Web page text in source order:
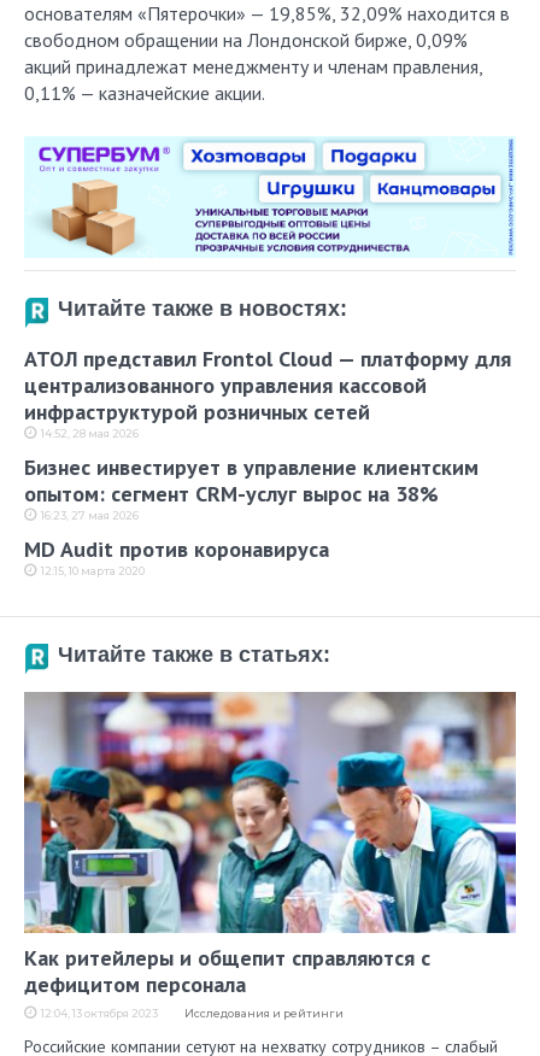
основателям «Пятерочки» — 19,85%, 32,09% находится в
свободном обращении на Лондонской бирже, 0,09%
акций принадлежат менеджменту и членам правления,
0,11% — казначейские акции.
Читайте также в новостях:
АТОЛ представил Frontol Cloud — платформу для
централизованного управления кассовой
инфраструктурой розничных сетей
14:52, 28 мая 2026
Бизнес инвестирует в управление клиентским
опытом: сегмент CRM-услуг вырос на 38%
16:23, 27 мая 2026
MD Audit против коронавируса
12:15, 10 марта 2020
Читайте также в статьях:
Как ритейлеры и общепит справляются с
дефицитом персонала
12:04, 13 октября 2023 Исследования и рейтинги
Российские компании сетуют на нехватку сотрудников – слабый